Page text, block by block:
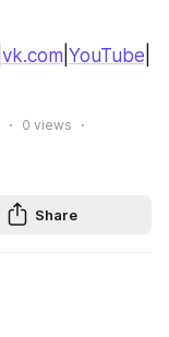
vk.com YouTube
0 views
Share